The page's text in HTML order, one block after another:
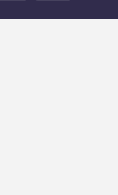
İLETİŞİM